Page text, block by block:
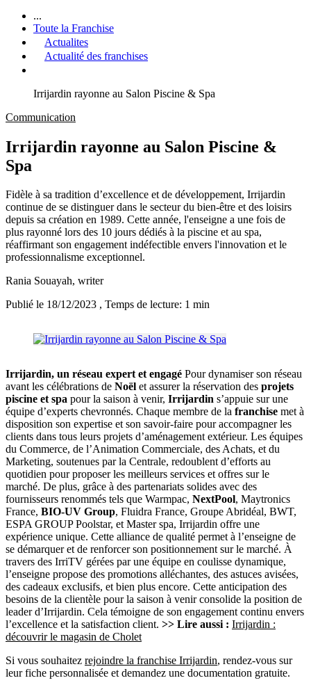
...
Toute la Franchise
Actualites
Actualité des franchises
Irrijardin rayonne au Salon Piscine & Spa
Communication
Irrijardin rayonne au Salon Piscine &
Spa
Fidèle à sa tradition d’excellence et de développement, Irrijardin
continue de se distinguer dans le secteur du bien-être et des loisirs
depuis sa création en 1989. Cette année, l'enseigne a une fois de
plus rayonné lors des 10 jours dédiés à la piscine et au spa,
réaffirmant son engagement indéfectible envers l'innovation et le
professionnalisme exceptionnel.
Rania Souayah, writer
Publié le 18/12/2023 , Temps de lecture: 1 min
Irrijardin, un réseau expert et engagé Pour dynamiser son réseau
avant les célébrations de Noël et assurer la réservation des projets
piscine et spa pour la saison à venir, Irrijardin s’appuie sur une
équipe d’experts chevronnés. Chaque membre de la franchise met à
disposition son expertise et son savoir-faire pour accompagner les
clients dans tous leurs projets d’aménagement extérieur. Les équipes
du Commerce, de l’Animation Commerciale, des Achats, et du
Marketing, soutenues par la Centrale, redoublent d’efforts au
quotidien pour proposer les meilleurs services et offres sur le
marché. De plus, grâce à des partenariats solides avec des
fournisseurs renommés tels que Warmpac, NextPool, Maytronics
France, BIO-UV Group, Fluidra France, Groupe Abridéal, BWT,
ESPA GROUP Poolstar, et Master spa, Irrijardin offre une
expérience unique. Cette alliance de qualité permet à l’enseigne de
se démarquer et de renforcer son positionnement sur le marché. À
travers des IrriTV gérées par une équipe en coulisse dynamique,
l’enseigne propose des promotions alléchantes, des astuces avisées,
des cadeaux exclusifs, et bien plus encore. Cette anticipation des
besoins de la clientèle pour la saison à venir consolide la position de
leader d’Irrijardin. Cela témoigne de son engagement continu envers
l’excellence et la satisfaction client. >> Lire aussi : Irrijardin :
découvrir le magasin de Cholet
Si vous souhaitez rejoindre la franchise Irrijardin, rendez-vous sur
leur fiche personnalisée et demandez une documentation gratuite.